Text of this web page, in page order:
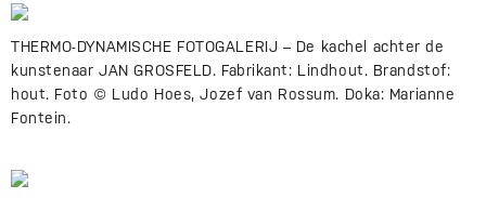
THERMO-DYNAMISCHE FOTOGALERIJ – De kachel achter de
kunstenaar JAN GROSFELD. Fabrikant: Lindhout. Brandstof:
hout. Foto © Ludo Hoes, Jozef van Rossum. Doka: Marianne
Fontein.